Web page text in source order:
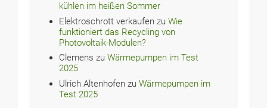
kühlen im heißen Sommer
Elektroschrott verkaufen zuWie
funktioniert das Recycling von
Photovoltaik-Modulen?
Clemens zuWärmepumpen im Test
2025
Ulrich Altenhofen zuWärmepumpen im
Test 2025